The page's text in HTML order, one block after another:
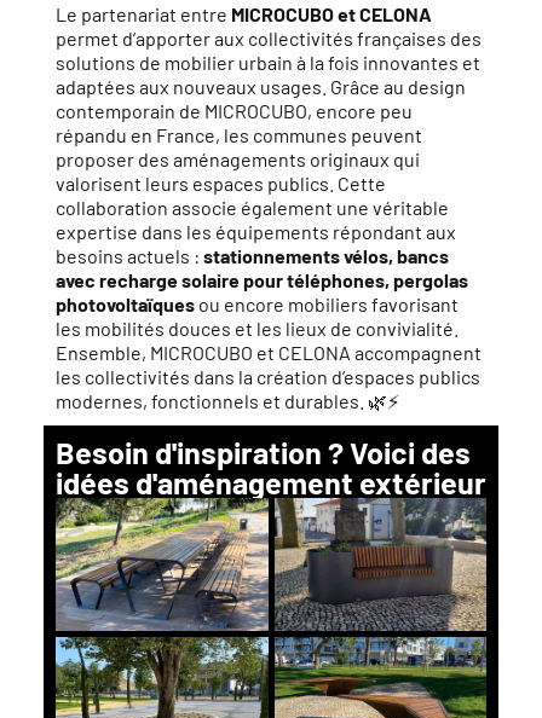
Le partenariat entre MICROCUBO et CELONA
permet d’apporter aux collectivités françaises des
solutions de mobilier urbain à la fois innovantes et
adaptées aux nouveaux usages. Grâce au design
contemporain de MICROCUBO, encore peu
répandu en France, les communes peuvent
proposer des aménagements originaux qui
valorisent leurs espaces publics. Cette
collaboration associe également une véritable
expertise dans les équipements répondant aux
besoins actuels : stationnements vélos, bancs
avec recharge solaire pour téléphones, pergolas
photovoltaïques ou encore mobiliers favorisant
les mobilités douces et les lieux de convivialité.
Ensemble, MICROCUBO et CELONA accompagnent
les collectivités dans la création d’espaces publics
modernes, fonctionnels et durables. 🌿⚡
Besoin d'inspiration ? Voici des
idées d'aménagement extérieur